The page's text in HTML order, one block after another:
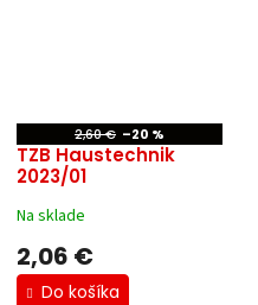
2,60 € –20 %
TZB Haustechnik
2023/01
Na sklade
2,06 €
Do košíka